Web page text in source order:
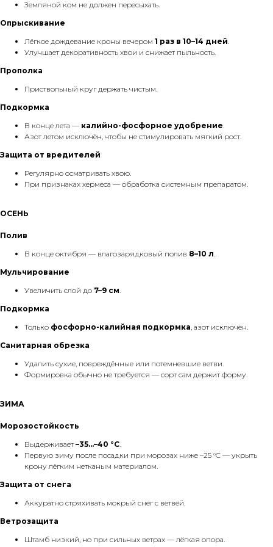
Земляной ком не должен пересыхать.
Опрыскивание
Лёгкое дождевание кроны вечером 1 раз в 10–14 дней.
Улучшает декоративность хвои и снижает пыльность.
Прополка
Приствольный круг держать чистым.
Подкормка
В конце лета — калийно-фосфорное удобрение.
Азот летом исключён, чтобы не стимулировать мягкий рост.
Защита от вредителей
Регулярно осматривать хвою.
При признаках хермеса — обработка системным препаратом.
ОСЕНЬ
Полив
В конце октября — влагозарядковый полив 8–10 л.
Мульчирование
Увеличить слой до 7–9 см.
Подкормка
Только фосфорно-калийная подкормка, азот исключён.
Санитарная обрезка
Удалить сухие, повреждённые или потемневшие ветви.
Формировка обычно не требуется — сорт сам держит форму.
ЗИМА
Морозостойкость
Выдерживает–35…–40 °C.
Первую зиму после посадки при морозах ниже –25 °C — укрыть
крону лёгким нетканым материалом.
Защита от снега
Аккуратно стряхивать мокрый снег с ветвей.
Ветрозащита
Штамб низкий, но при сильных ветрах — лёгкая опора.